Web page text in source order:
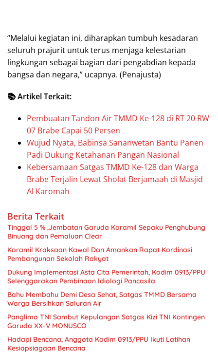
“Melalui kegiatan ini, diharapkan tumbuh kesadaran
seluruh prajurit untuk terus menjaga kelestarian
lingkungan sebagai bagian dari pengabdian kepada
bangsa dan negara,” ucapnya. (Penajusta)
📚 Artikel Terkait:
Pembuatan Tandon Air TMMD Ke-128 di RT 20 RW
07 Brabe Capai 50 Persen
Wujud Nyata, Babinsa Sananwetan Bantu Panen
Padi Dukung Ketahanan Pangan Nasional
Kebersamaan Satgas TMMD Ke-128 dan Warga
Brabe Terjalin Lewat Sholat Berjamaah di Masjid
Al Karomah
Berita Terkait
Tinggal 5 % ,Jembatan Garuda Koramil Sepaku Penghubung
Binuang dan Pemaluan Clear
Koramil Kraksaan Kawal Dan Amankan Rapat Kordinasi
Pembangunan Sekolah Rakyat
Dukung Implementasi Asta Cita Pemerintah, Kodim 0913/PPU
Selenggarakan Pembinaan Idiologi Pancasila
Bahu Membahu Demi Desa Sehat, Satgas TMMD Bersama
Warga Bersihkan Saluran Air
Panglima TNI Sambut Kepulangan Satgas Kizi TNI Kontingen
Garuda XX-V MONUSCO
Hadapi Bencana, Anggota Kodim 0913/PPU Ikuti Latihan
Kesiapsiagaan Bencana